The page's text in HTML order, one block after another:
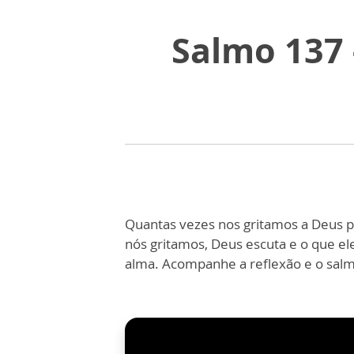
Salmo
Quantas vezes nos gritamos a Deus
nós gritamos, Deus escuta e o que
alma. Acompanhe a reflexão e o